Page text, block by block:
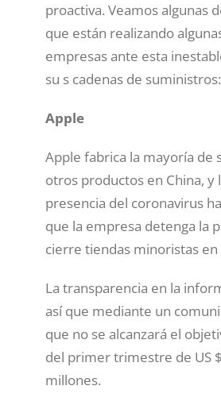
proactiva. Veamos algunas
que están realizando
empresas ante esta
su s cadenas de suministros:
Apple
Apple fabrica la mayoría de
otros productos en China, y
presencia del coronavirus
que la empresa detenga la
cierre tiendas minoristas en
La transparencia en la
así que mediante un
que no se alcanzará el
del primer trimestre de US
millones.